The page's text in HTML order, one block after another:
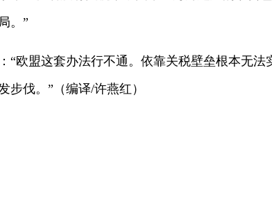
。”
“欧盟这套办法行不通。依靠关税壁垒根本无法
步伐。”（编译/许燕红）